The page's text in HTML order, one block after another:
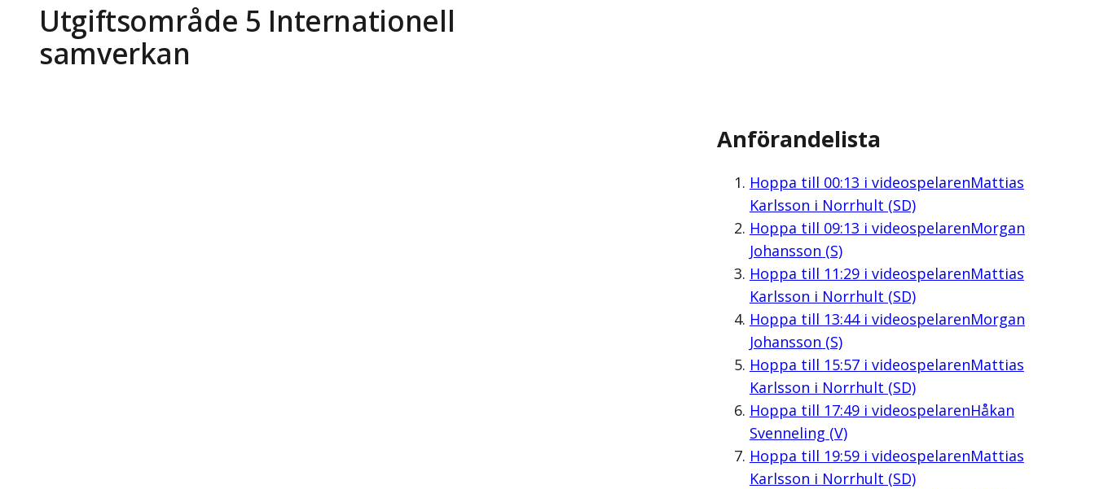
Utgiftsområde 5 Internationell
samverkan
Anförandelista
Hoppa till 00:13 i videospelarenMattias
Karlsson i Norrhult (SD)
Hoppa till 09:13 i videospelarenMorgan
Johansson (S)
Hoppa till 11:29i videospelarenMattias
Karlsson i Norrhult (SD)
Hoppa till 13:44i videospelarenMorgan
Johansson (S)
Hoppa till 15:57i videospelarenMattias
Karlsson i Norrhult (SD)
Hoppa till 17:49i videospelarenHåkan
Svenneling (V)
Hoppa till 19:59i videospelarenMattias
Karlsson i Norrhult (SD)